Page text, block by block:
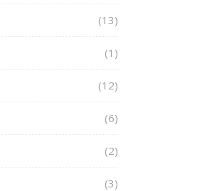
(13)
(1)
(12)
(6)
(2)
(3)